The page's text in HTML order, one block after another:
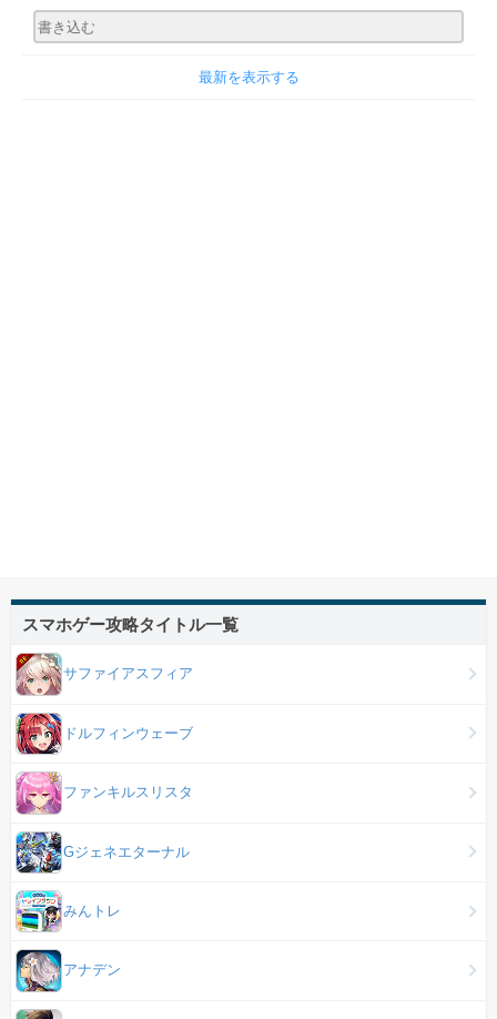
最新を表示する
スマホゲー攻略タイトル一覧
サファイアスフィア
ドルフィンウェーブ
ファンキルスリスタ
Gジェネエターナル
みんトレ
アナデン